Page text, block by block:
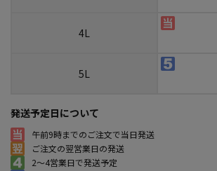
4L
5L
発送予定日について
午前9時までのご注文で当日発送
ご注文の翌営業日の発送
2～4営業日で発送予定